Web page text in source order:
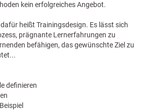
kein erfolgreiches Angebot.
heißt Trainingsdesign. Es lässt sich
prägnante Lernerfahrungen zu
befähigen, das gewünschte Ziel zu
definieren